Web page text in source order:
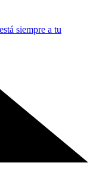
siempre a tu